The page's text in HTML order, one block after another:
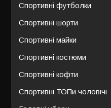
Спортивні футболки
Спортивні шорти
Спортивні майки
Спортивні костюми
Спортивні кофти
Спортивні ТОПи чоловічі